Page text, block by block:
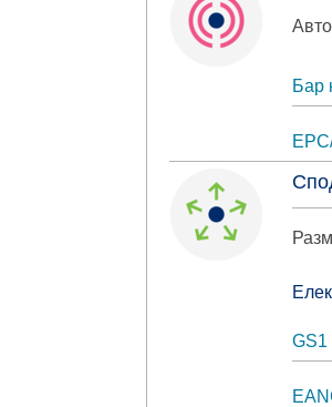
Бар
GS1